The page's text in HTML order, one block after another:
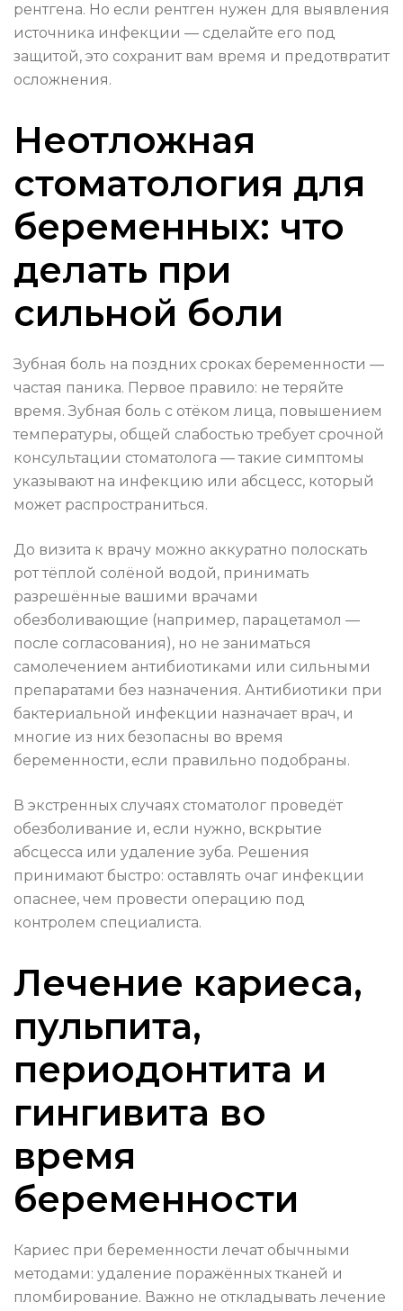
рентгена. Но если рентген нужен для выявления
источника инфекции — сделайте его под
защитой, это сохранит вам время и предотвратит
осложнения.
Неотложная
стоматология для
беременных: что
делать при
сильной боли
Зубная боль на поздних сроках беременности —
частая паника. Первое правило: не теряйте
время. Зубная боль с отёком лица, повышением
температуры, общей слабостью требует срочной
консультации стоматолога — такие симптомы
указывают на инфекцию или абсцесс, который
может распространиться.
До визита к врачу можно аккуратно полоскать
рот тёплой солёной водой, принимать
разрешённые вашими врачами
обезболивающие (например, парацетамол —
после согласования), но не заниматься
самолечением антибиотиками или сильными
препаратами без назначения. Антибиотики при
бактериальной инфекции назначает врач, и
многие из них безопасны во время
беременности, если правильно подобраны.
В экстренных случаях стоматолог проведёт
обезболивание и, если нужно, вскрытие
абсцесса или удаление зуба. Решения
принимают быстро: оставлять очаг инфекции
опаснее, чем провести операцию под
контролем специалиста.
Лечение кариеса,
пульпита,
периодонтита и
гингивита во
время
беременности
Кариес при беременности лечат обычными
методами: удаление поражённых тканей и
пломбирование. Важно не откладывать лечение